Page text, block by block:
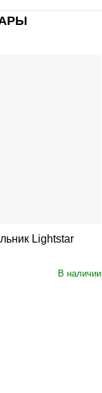
В наличии